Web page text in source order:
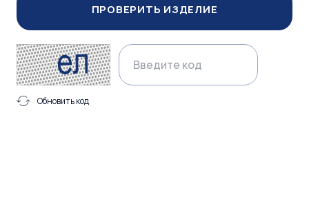
ПРОВЕРИТЬ ИЗДЕЛИЕ
Обновить код